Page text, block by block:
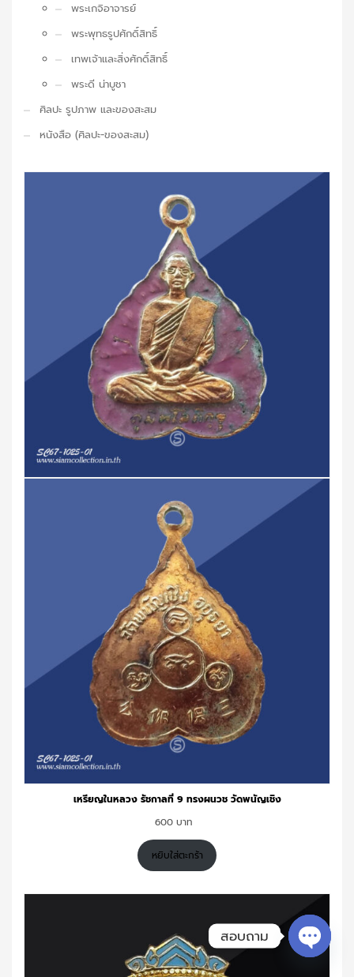
พระเกจิอาจารย์
พระพุทธรูปศักดิ์สิทธิ์
เทพเจ้าและสิ่งศักดิ์สิทธิ์
พระดี น่าบูชา
ศิลปะ รูปภาพ และของสะสม
หนังสือ (ศิลปะ-ของสะสม)
เหรียญในหลวง รัชกาลที่ 9 ทรงผนวช วัดพนัญเชิง
600
หยิบใส่ตะกร้า
สอบถาม